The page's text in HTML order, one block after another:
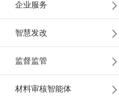
企业服务
智慧发改
监督监管
材料审核智能体